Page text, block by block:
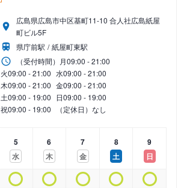
広島県広島市中区基町11-10 合人社広島紙屋
町ビル5F
県庁前駅
紙屋町東駅
（受付時間） 月09:00 - 21:00
火09:00 - 21:00 水09:00 - 21:00
木09:00 - 21:00 金09:00 - 21:00
土09:00 - 19:00 日09:00 - 19:00
祝09:00 - 19:00 （定休日）なし
5
水
6
木
7
金
8
土
9
日